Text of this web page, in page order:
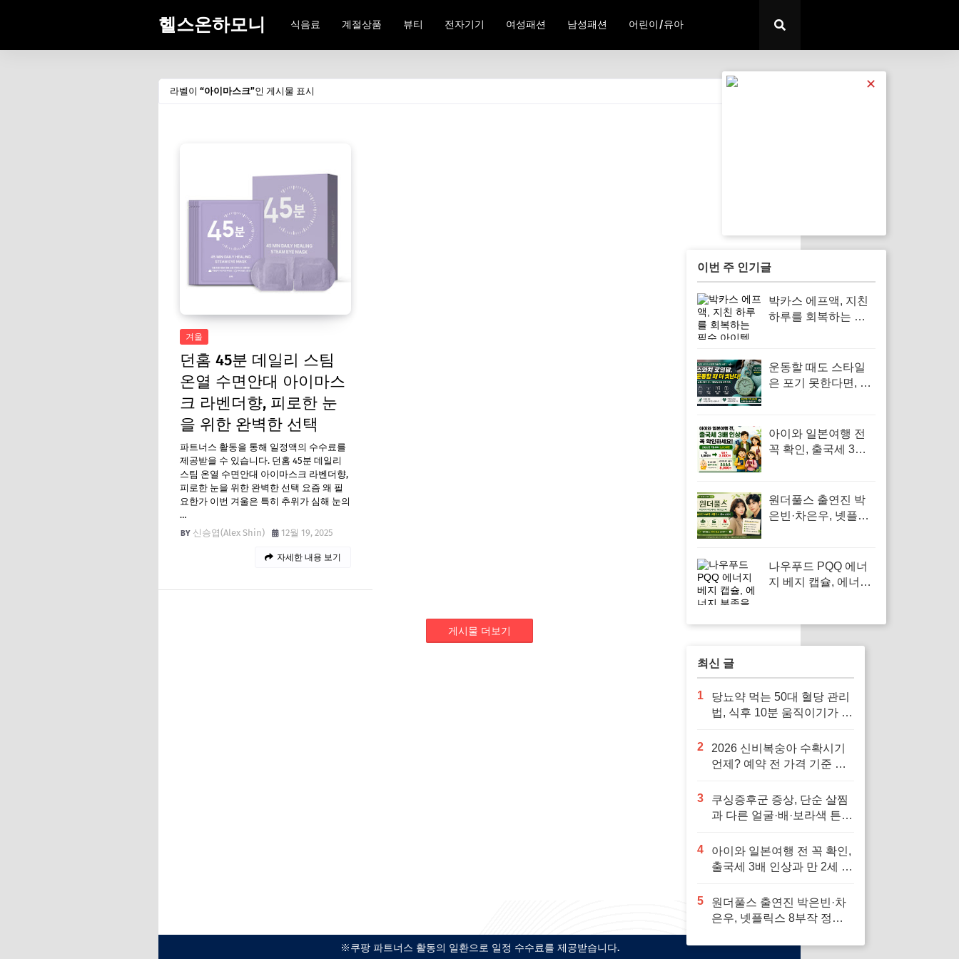
헬스온하모니 식음료 계절상품 뷰티 전자기기 여성패션 남성패션 어린이/유아
라벨이 아이마스크 인 게시물 표시
겨울
던홈 45분 데일리 스팀
온열 수면안대 아이마스
크 라벤더향, 피로한 눈
을 위한 완벽한 선택
파트너스 활동을 통해 일정액의 수수료를
제공받을 수 있습니다. 던홈 45분 데일리
스팀 온열 수면안대 아이마스크 라벤더향,
피로한 눈을 위한 완벽한 선택 요즘 왜 필
요한가 이번 겨울은 특히 추위가 심해 눈의
…
신승엽(Alex Shin)
12월 19, 2025
자세한 내용 보기
게시물 더보기
※쿠팡 파트너스 활동의 일환으로 일정 수수료를 제공받습니다.
✕
이번 주 인기글
박카스 에프액, 지친
하루를 회복하는 필
운동할 때도 스타일
은 포기 못한다면, 스
아이와 일본여행 전
꼭 확인, 출국세 3배
원더풀스 출연진 박
은빈·차은우, 넷플릭
나우푸드 PQQ 에너
지 베지 캡슐, 에너지
제
최신 글
1
당뇨약 먹는 50대 혈당 관리
법, 식후 10분 움직이기가 답
2
2026 신비복숭아 수확시기
언제? 예약 전 가격 기준 모
3
쿠싱증후군 증상, 단순 살찜
과 다른 얼굴·배·보라색 튼살
4
아이와 일본여행 전 꼭 확인,
출국세 3배 인상과 만 2세 미
5
원더풀스 출연진 박은빈·차
은우, 넷플릭스 8부작 정보